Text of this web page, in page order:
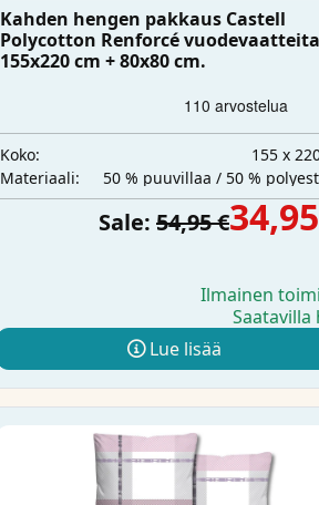
Kahden hengen pakkaus Castell
Polycotton Renforcé vuodevaatteita
155x220 cm + 80x80 cm.
Koko:
155 x
Materiaali:
50 % puuvillaa / 50 %
Sale: 54,95 €
Ilmainen
Saatavilla
Lue lisää